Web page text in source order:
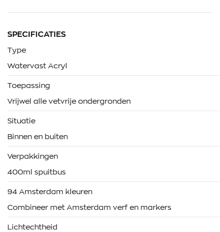
SPECIFICATIES
Type
Watervast Acryl
Toepassing
Vrijwel alle vetvrije ondergronden
Situatie
Binnen en buiten
Verpakkingen
400ml spuitbus
94 Amsterdam kleuren
Combineer met Amsterdam verf en markers
Lichtechtheid